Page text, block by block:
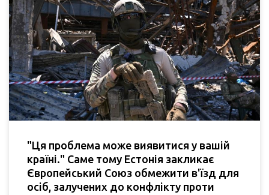
"Ця проблема може виявитися у вашій
країні." Саме тому Естонія закликає
Європейський Союз обмежити в'їзд для
осіб, залучених до конфлікту проти